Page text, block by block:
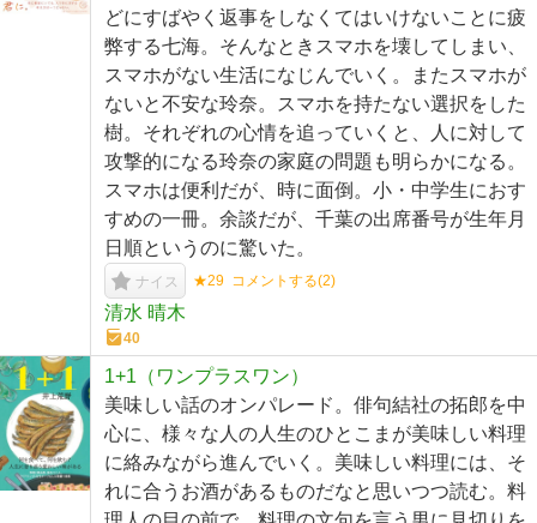
どにすばやく返事をしなくてはいけないことに疲
弊する七海。そんなときスマホを壊してしまい、
スマホがない生活になじんでいく。またスマホが
ないと不安な玲奈。スマホを持たない選択をした
樹。それぞれの心情を追っていくと、人に対して
攻撃的になる玲奈の家庭の問題も明らかになる。
スマホは便利だが、時に面倒。小・中学生におす
すめの一冊。余談だが、千葉の出席番号が生年月
日順というのに驚いた。
ナイス ★29 コメントする(2)
清水 晴木
40
1+1（ワンプラスワン）
美味しい話のオンパレード。俳句結社の拓郎を中
心に、様々な人の人生のひとこまが美味しい料理
に絡みながら進んでいく。美味しい料理には、そ
れに合うお酒があるものだなと思いつつ読む。料